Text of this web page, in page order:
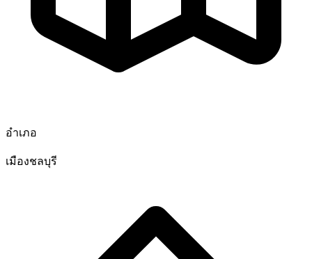
อำเภอ
เมืองชลบุรี